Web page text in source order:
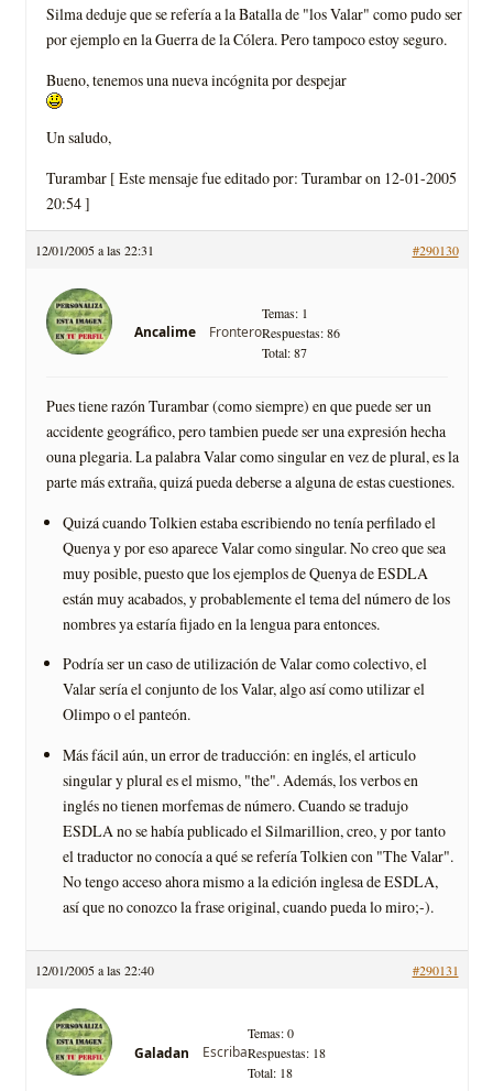
Silma deduje que se referí­a a la Batalla de "los Valar" como pudo ser
por ejemplo en la Guerra de la Cólera. Pero tampoco estoy seguro.
Bueno, tenemos una nueva incógnita por despejar
Un saludo,
Turambar [ Este mensaje fue editado por: Turambar on 12-01-2005
20:54 ]
12/01/2005 a las 22:31 #290130
Ancalime Frontero
Temas: 1
Respuestas: 86
Total: 87
Pues tiene razón Turambar (como siempre) en que puede ser un
accidente geográfico, pero tambien puede ser una expresión hecha
ouna plegaria. La palabra Valar como singular en vez de plural, es la
parte más extraña, quizá pueda deberse a alguna de estas cuestiones.
Quizá cuando Tolkien estaba escribiendo no tení­a perfilado el
Quenya y por eso aparece Valar como singular. No creo que sea
muy posible, puesto que los ejemplos de Quenya de ESDLA
están muy acabados, y probablemente el tema del número de los
nombres ya estarí­a fijado en la lengua para entonces.
Podrí­a ser un caso de utilización de Valar como colectivo, el
Valar serí­a el conjunto de los Valar, algo así­ como utilizar el
Olimpo o el panteón.
Más fácil aún, un error de traducción: en inglés, el articulo
singular y plural es el mismo, "the". Además, los verbos en
inglés no tienen morfemas de número. Cuando se tradujo
ESDLA no se habí­a publicado el Silmarillion, creo, y por tanto
el traductor no conocí­a a qué se referí­a Tolkien con "The Valar".
No tengo acceso ahora mismo a la edición inglesa de ESDLA,
así­ que no conozco la frase original, cuando pueda lo miro;-).
12/01/2005 a las 22:40 #290131
Galadan Escriba
Temas: 0
Respuestas: 18
Total: 18